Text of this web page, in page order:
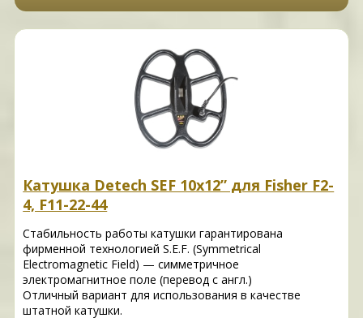
Катушка Detech SEF 10x12” для Fisher F2-
4, F11-22-44
Стабильность работы катушки гарантирована
фирменной технологией S.E.F. (Symmetrical
Electromagnetic Field) — симметричное
электромагнитное поле (перевод с англ.)
Отличный вариант для использования в качестве
штатной катушки.